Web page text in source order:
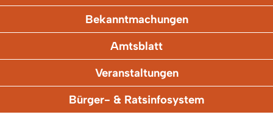
Bekanntmachungen
Amtsblatt
Veranstaltungen
Bürger- & Ratsinfosystem